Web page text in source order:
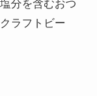
分を含むおつ
ラフトビー